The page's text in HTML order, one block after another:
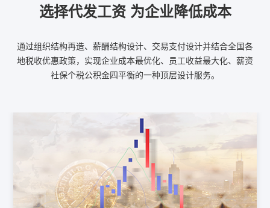
选择代发工资 为企业降低成本
通过组织结构再造、薪酬结构设计、交易支付设计并结合全国各
地税收优惠政策，实现企业成本最优化、员工收益最大化、薪资
社保个税公积金四平衡的一种顶层设计服务。